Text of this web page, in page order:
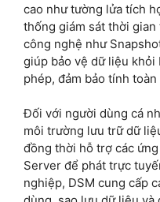
cao như tường lửa tích
thống giám sát thời gian
công nghệ như
giúp bảo vệ dữ liệu khỏi
phép, đảm bảo tính
Đối với người dùng cá
môi trường lưu trữ dữ
đồng thời hỗ trợ các
Server để phát trực
nghiệp, DSM cung cấp